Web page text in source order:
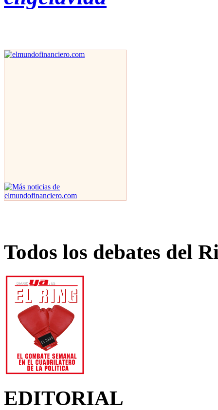
Todos los debates del
EDITORIAL